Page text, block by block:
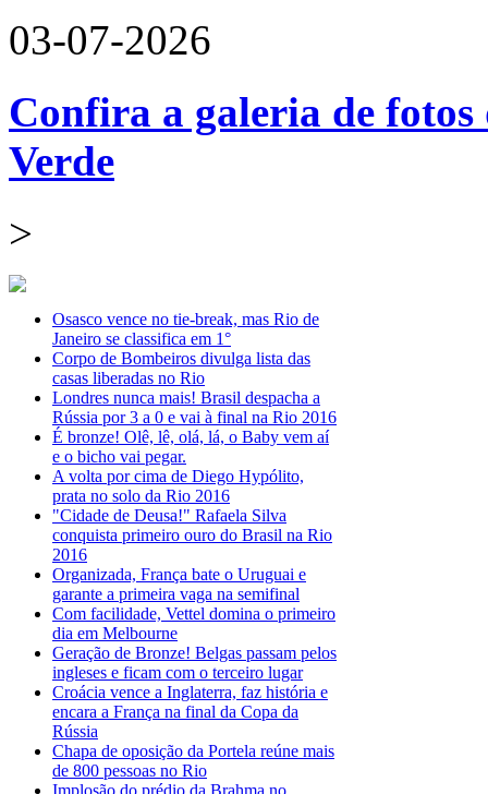
03-07-2026
Confira a galeria de
Verde
>
Osasco vence no tie-break, mas Rio de
Janeiro se classifica em 1°
Corpo de Bombeiros divulga lista das
casas liberadas no Rio
Londres nunca mais! Brasil despacha a
Rússia por 3 a 0 e vai à final na Rio 2016
É bronze! Olê, lê, olá, lá, o Baby vem aí
e o bicho vai pegar.
A volta por cima de Diego Hypólito,
prata no solo da Rio 2016
"Cidade de Deusa!" Rafaela Silva
conquista primeiro ouro do Brasil na Rio
2016
Organizada, França bate o Uruguai e
garante a primeira vaga na semifinal
Com facilidade, Vettel domina o primeiro
dia em Melbourne
Geração de Bronze! Belgas passam pelos
ingleses e ficam com o terceiro lugar
Croácia vence a Inglaterra, faz história e
encara a França na final da Copa da
Rússia
Chapa de oposição da Portela reúne mais
de 800 pessoas no Rio